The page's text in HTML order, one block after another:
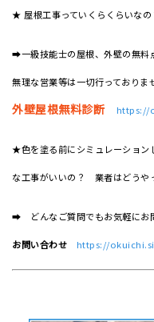
★ 屋根工事っていくらくらいなの
➡一級技能士の屋根、外壁の無料
無理な営業等は一切行っておりま
外壁屋根無料診断 https://
★色を塗る前にシミュレーショ
な工事がいいの？ 業者はどうや
➡ どんなご質問でもお気軽にお
お問い合わせ https://